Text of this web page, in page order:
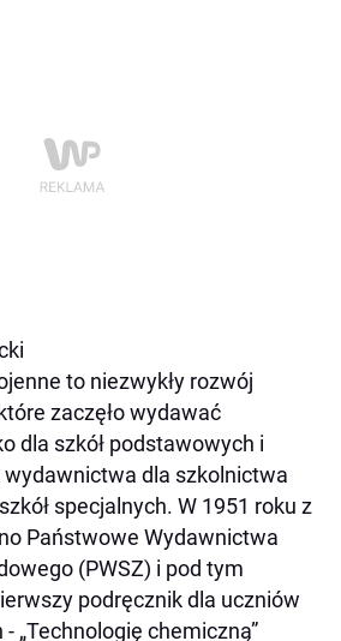
to niezwykły rozwój
zaczęło wydawać
dla szkół podstawowych i
wydawnictwa dla szkolnictwa
specjalnych. W 1951 roku z
Państwowe Wydawnictwa
(PWSZ) i pod tym
podręcznik dla uczniów
„Technologię chemiczną”